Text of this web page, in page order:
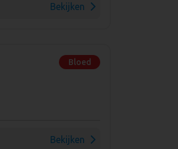
Bekijken
Bloed
Bekijken